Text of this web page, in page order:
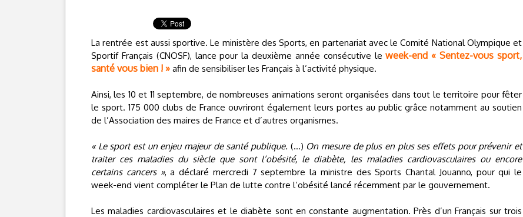
La rentrée est aussi sportive. Le ministère des Sports, en partenariat avec le Comité National Olympique et
Sportif Français (CNOSF), lance pour la deuxième année consécutive leweek-end « Sentez-vous sport,
santé vous bien ! » afin de sensibiliser les Français à l’activité physique.
Ainsi, les 10 et 11 septembre, de nombreuses animations seront organisées dans tout le territoire pour fêter
le sport. 175 000 clubs de France ouvriront également leurs portes au public grâce notamment au soutien
de l’Association des maires de France et d’autres organismes.
« Le sport est un enjeu majeur de santé publique. (…) On mesure de plus en plus ses effets pour prévenir et
traiter ces maladies du siècle que sont l’obésité, le diabète, les maladies cardiovasculaires ou encore
certains cancers », a déclaré mercredi 7 septembre la ministre des Sports Chantal Jouanno, pour qui le
week-end vient compléter le Plan de lutte contre l’obésité lancé récemment par le gouvernement.
Les maladies cardiovasculaires et le diabète sont en constante augmentation. Près d’un Français sur trois